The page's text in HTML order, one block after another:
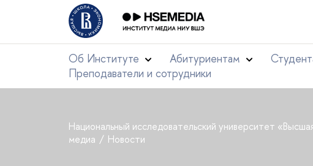
Об Институте Абитуриентам
Преподаватели и сотрудники
Национальный исследовательский университет
медиа
Новости